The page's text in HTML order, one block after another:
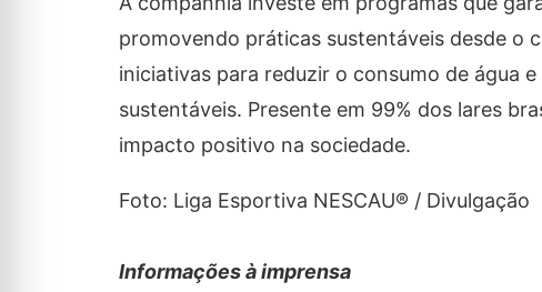
promovendo práticas sustentáveis desde o
iniciativas para reduzir o consumo de água
sustentáveis. Presente em 99% dos lares
impacto positivo na sociedade.
Foto: Liga Esportiva NESCAU® / Divulgação
Informações à imprensa